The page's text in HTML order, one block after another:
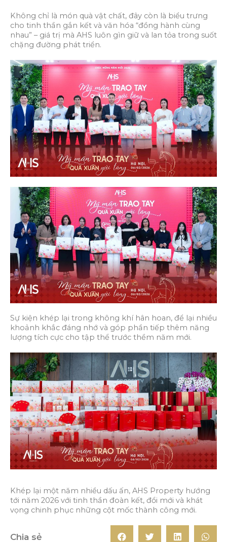
Không chỉ là món quà vật chất, đây còn là biểu trưng
cho tinh thần gắn kết và văn hóa “đồng hành cùng
nhau” – giá trị mà AHS luôn gìn giữ và lan tỏa trong suốt
chặng đường phát triển.
Sự kiện khép lại trong không khí hân hoan, để lại nhiều
khoảnh khắc đáng nhớ và góp phần tiếp thêm năng
lượng tích cực cho tập thể trước thềm năm mới.
Khép lại một năm nhiều dấu ấn, AHS Property hướng
tới năm 2026 với tinh thần đoàn kết, đổi mới và khát
vọng chinh phục những cột mốc thành công mới.
Chia sẻ